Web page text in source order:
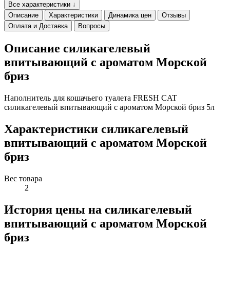
Все характеристики ↓
Описание
Характеристики Динамика цен
Отзывы
Оплата и Доставка
Вопросы
Описание силикагелевый
впитывающий с ароматом Морской
бриз
Наполнитель для кошачьего туалета FRESH CAT
силикагелевый впитывающий с ароматом Морской бриз 5л
Характеристики силикагелевый
впитывающий с ароматом Морской
бриз
Вес товара
2
История цены на силикагелевый
впитывающий с ароматом Морской
бриз